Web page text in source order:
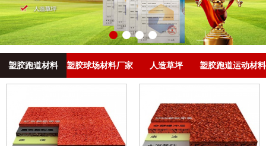
塑胶跑道材料 塑胶球场材料厂家 人造草坪 塑胶跑道运动材料